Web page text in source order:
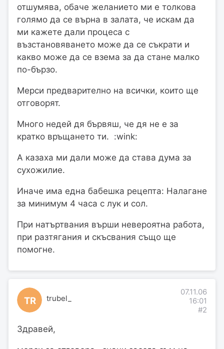
отшумява, обаче желанието ми е толкова
голямо да се върна в залата, че искам да
ми кажете дали процеса с
възстановяването може да се съкрати и
какво може да се взема за да стане малко
по-бързо.
Мерси предварително на всички, които ще
отговорят.
Много недей дя бървяш, че дя не е за
кратко връщането ти. :wink:
А казаха ми дали може да става дума за
сухожилие.
Иначе има една бабешка рецепта: Налагане
за минимум 4 часа с лук и сол.
При натъртвания върши невероятна работа,
при разтягания и скъсвания също ще
помогне.
TR trubel_
07.11.06
16:01
#2
Здравей,